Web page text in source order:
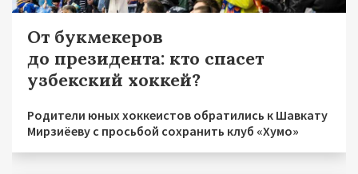
От букмекеров
до президента: кто спасет
узбекский хоккей?
Родители юных хоккеистов обратились к Шавкату
Мирзиёеву с просьбой сохранить клуб «Хумо»